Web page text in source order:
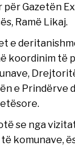
për Gazetën
Ramë Likaj.
e
koordinim të
e Prindërve
se nga
komunave,